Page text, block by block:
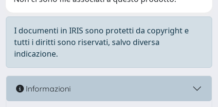
I documenti in IRIS sono protetti da copyright e
tutti i diritti sono riservati, salvo diversa
indicazione.
Informazioni